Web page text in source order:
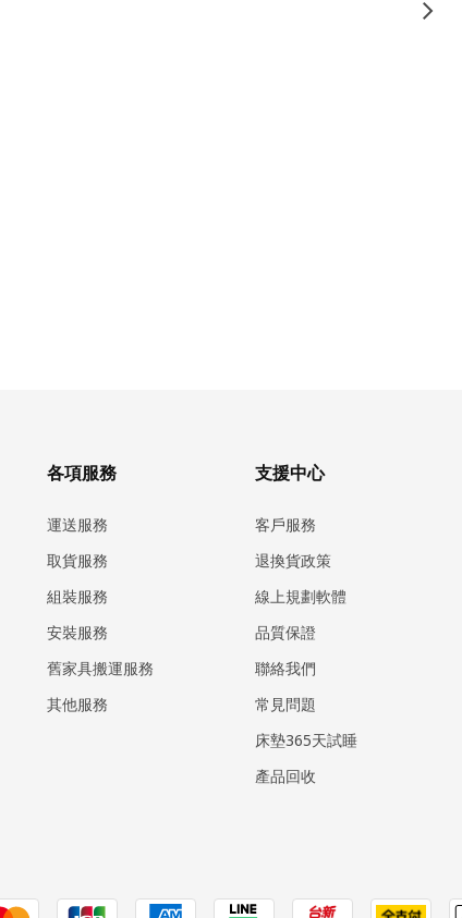
各項服務
運送服務
取貨服務
組裝服務
安裝服務
​舊家具搬運服務
其他服務
支援中心
客戶服務
退換貨政策
線上規劃軟體
品質保證
聯絡我們
常見問題
床墊365天試睡
產品回收